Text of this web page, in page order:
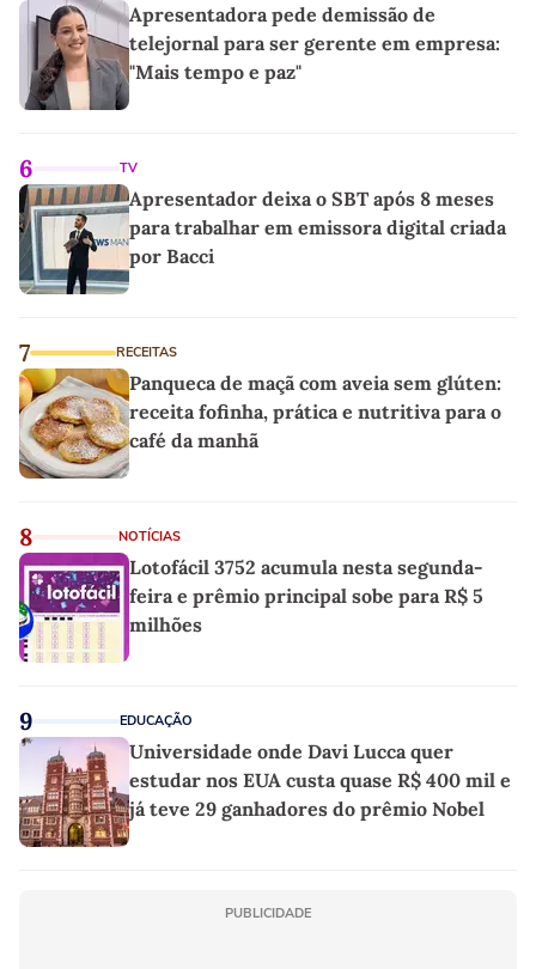
Apresentadora pede demissão de
telejornal para ser gerente em empresa:
"Mais tempo e paz"
6 TV
Apresentador deixa o SBT após 8 meses
para trabalhar em emissora digital criada
por Bacci
7 RECEITAS
Panqueca de maçã com aveia sem glúten:
receita fofinha, prática e nutritiva para o
café da manhã
8 NOTÍCIAS
Lotofácil 3752 acumula nesta segunda-
feira e prêmio principal sobe para R$ 5
milhões
9 EDUCAÇÃO
Universidade onde Davi Lucca quer
estudar nos EUA custa quase R$ 400 mil e
já teve 29 ganhadores do prêmio Nobel
PUBLICIDADE